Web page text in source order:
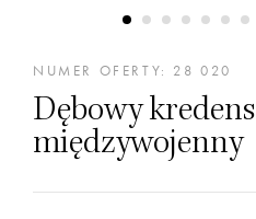
NUMER OFERTY: 28 020
Dębowy kredens
międzywojenny